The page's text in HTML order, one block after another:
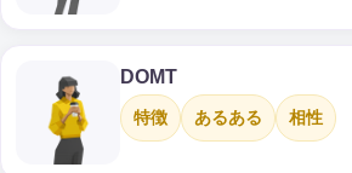
DOMT
特徴 あるある 相性